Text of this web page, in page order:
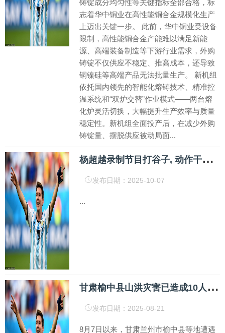
铸锭成分均匀性等关键指标全部合格，标
志着华中铜业在高性能铜合金规模化生产
上迈出关键一步。 此前，华中铜业受设备
限制，高性能铜合金产能难以满足新能
源、高端装备制造等下游行业需求，外购
铸锭不仅供应不稳定、推高成本，还导致
铜镍硅等高端产品无法批量生产。 新机组
依托国内领先的智能化熔铸技术、精准控
温系统和“双炉交替”作业模式——两台熔
化炉灵活切换，大幅提升生产效率与质量
稳定性。新机组全面投产后，在减少外购
铸锭量、摆脱供应被动局面...
杨
超越录制节目打谷子, 动作干脆利落用力甩打, 一看就是真干过活
发布日期：2025-10-07
...
甘
肃榆中县山洪灾害已造成10人遇难33人失联 _大皖新闻 | 安徽网
发布日期：2025-08-21
8月7日以来，甘肃兰州市榆中县等地遭遇